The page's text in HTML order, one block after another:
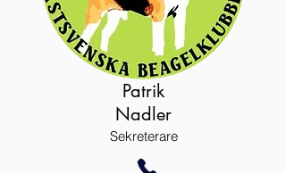
Patrik
Nadler
Sekreterare